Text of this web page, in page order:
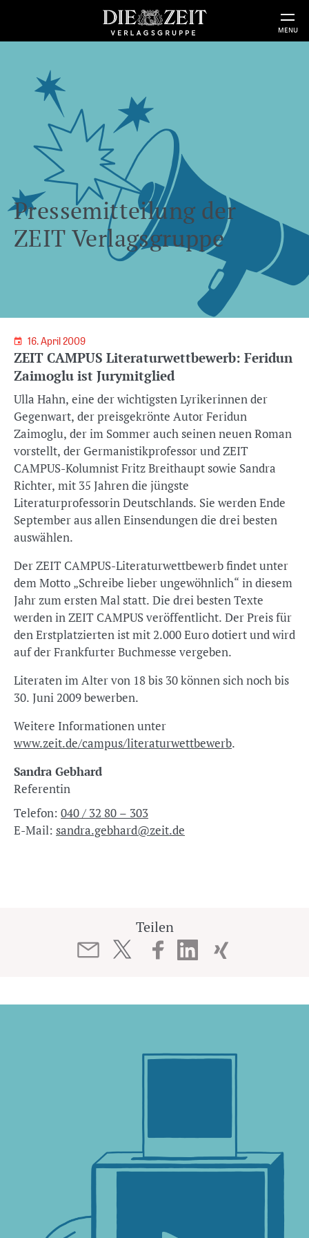
MENU
Pressemitteilung der
ZEIT Verlagsgruppe
16. April 2009
ZEIT CAMPUS Literaturwettbewerb: Feridun
Zaimoglu ist Jurymitglied
Ulla Hahn, eine der wichtigsten Lyrikerinnen der
Gegenwart, der preisgekrönte Autor Feridun
Zaimoglu, der im Sommer auch seinen neuen Roman
vorstellt, der Germanistikprofessor und ZEIT
CAMPUS-Kolumnist Fritz Breithaupt sowie Sandra
Richter, mit 35 Jahren die jüngste
Literaturprofessorin Deutschlands. Sie werden Ende
September aus allen Einsendungen die drei besten
auswählen.
Der ZEIT CAMPUS-Literaturwettbewerb findet unter
dem Motto „Schreibe lieber ungewöhnlich“ in diesem
Jahr zum ersten Mal statt. Die drei besten Texte
werden in ZEIT CAMPUS veröffentlicht. Der Preis für
den Erstplatzierten ist mit 2.000 Euro dotiert und wird
auf der Frankfurter Buchmesse vergeben.
Literaten im Alter von 18 bis 30 können sich noch bis
30. Juni 2009 bewerben.
Weitere Informationen unter
www.zeit.de/campus/literaturwettbewerb.
Sandra Gebhard
Referentin
Telefon: 040 / 32 80 – 303
E-Mail: sandra.gebhard@zeit.de
Teilen